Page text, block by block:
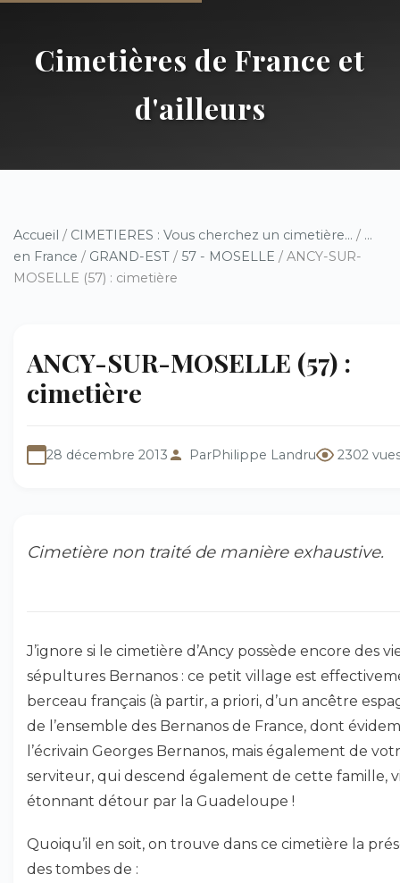
Cimetières de France et
d'ailleurs
Accueil / CIMETIERES : Vous cherchez un cimetière... / ...
en France / GRAND-EST / 57 - MOSELLE / ANCY-SUR-
MOSELLE (57) : cimetière
ANCY-SUR-MOSELLE (57) :
cimetière
28 décembre 2013 ParPhilippe Landru 2302
Cimetière non traité de manière exhaustive.
J’ignore si le cimetière d’Ancy possède encore des
sépultures Bernanos : ce petit village est
berceau français (à partir, a priori, d’un ancêtre
de l’ensemble des Bernanos de France, dont
l’écrivain Georges Bernanos, mais également de
serviteur, qui descend également de cette famille,
étonnant détour par la Guadeloupe !
Quoiqu’il en soit, on trouve dans ce cimetière la
des tombes de :